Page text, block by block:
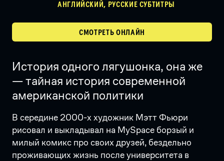
АНГЛИЙСКИЙ, РУССКИЕ СУБТИТРЫ
СМОТРЕТЬ ОНЛАЙН
История одного лягушонка, она же
— тайная история современной
американской политики
В середине 2000-х художник Мэтт Фьюри
рисовал и выкладывал на MySpace борзый и
милый комикс про своих друзей, бездельно
проживающих жизнь после университета в